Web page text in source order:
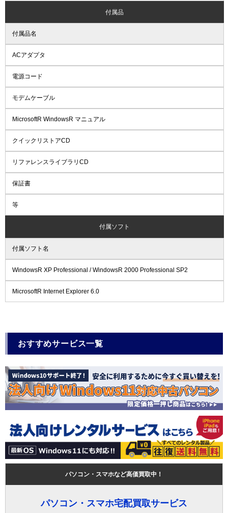
付属品
付属品名
ACアダプタ
電源コード
モデムケーブル
MicrosoftR WindowsR マニュアル
クイックリストアCD
リファレンスライブラリCD
保証書
等
付属ソフト
付属ソフト名
WindowsR XP Professional / WindowsR 2000 Professional SP2
MicrosoftR Internet Explorer 6.0
おすすめサービス一覧
パソコン・スマホなど高価買取中！
パソコン・スマホ宅配買取サービス